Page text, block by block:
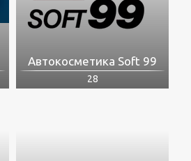
Автокосметика Soft 99
28